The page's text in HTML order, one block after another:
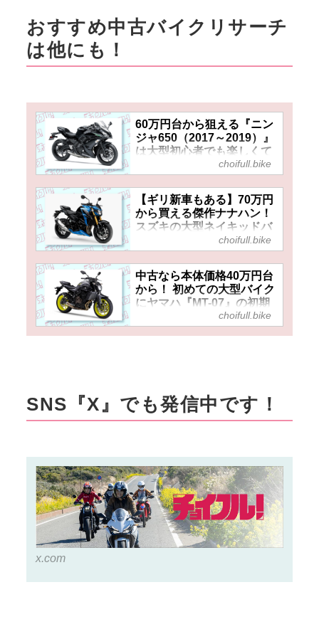
おすすめ中古バイクリサーチ
は他にも！
60万円台から狙える『ニン
ジャ650（2017～2019）』
は大型初心者でも楽しくて
扱い易い！ETC標準装備や
各種ツーリング向け装備も
アツい！
choifull.bike
【ギリ新車もある】70万円
から買える傑作ナナハン！
スズキの大型ネイキッドバ
イク『GSX-S750』は今な
ら意外とお得かも……？
choifull.bike
中古なら本体価格40万円台
から！ 初めての大型バイク
にヤマハ『MT-07』の初期
型はどうだ⁉ 現在の中古車
価格や相場をピックアッ
choifull.bike
SNS『X』でも発信中です！
x.com